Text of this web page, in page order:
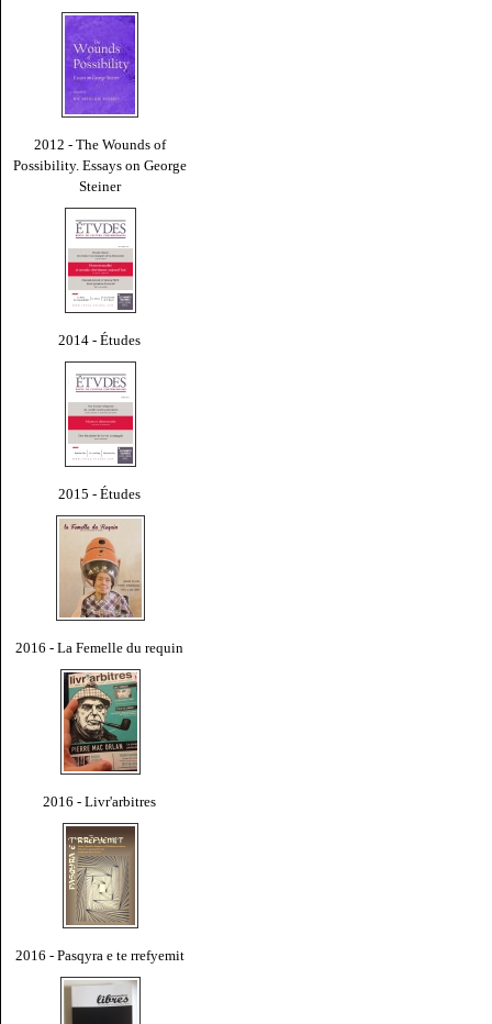
2012 - The Wounds of
Possibility. Essays on George
Steiner
2014 - Études
2015 - Études
2016 - La Femelle du requin
2016 - Livr'arbitres
2016 - Pasqyra e te rrefyemit